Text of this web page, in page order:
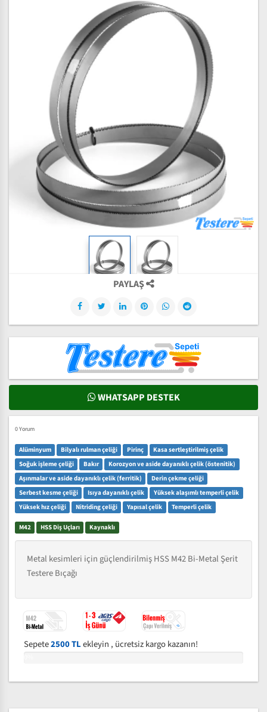
PAYLAŞ
WHATSAPP DESTEK
0 Yorum
Alüminyum Bilyalı rulman çeliği Pirinç
Kasa sertleştirilmiş çelik
Soğuk işleme çeliği
Bakır
Korozyon ve aside dayanıklı çelik (östenitik)
Aşınmalar ve aside dayanıklı çelik (ferritik)
Derin çekme çeliği
Serbest kesme çeliği
Isıya dayanıklı çelik
Yüksek alaşımlı temperli çelik
Yüksek hız çeliği
Nitriding çeliği Yapısal çelik Temperli çelik
M42 HSS Diş Uçları Kaynaklı
Metal kesimleri için güçlendirilmiş HSS M42 Bi-Metal Şerit
Testere Bıçağı
Sepete2500 TLekleyin , ücretsiz kargo kazanın!